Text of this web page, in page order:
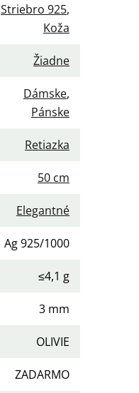
Striebro 925,
Koža
Žiadne
Dámske,
Pánske
Retiazka
50 cm
Elegantné
Ag 925/1000
≤4,1 g
3 mm
OLIVIE
ZADARMO